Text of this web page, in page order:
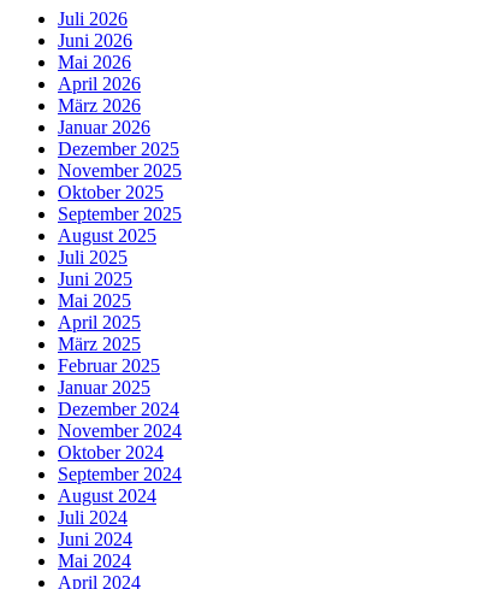
Juli 2026
Juni 2026
Mai 2026
April 2026
März 2026
Januar 2026
Dezember 2025
November 2025
Oktober 2025
September 2025
August 2025
Juli 2025
Juni 2025
Mai 2025
April 2025
März 2025
Februar 2025
Januar 2025
Dezember 2024
November 2024
Oktober 2024
September 2024
August 2024
Juli 2024
Juni 2024
Mai 2024
April 2024